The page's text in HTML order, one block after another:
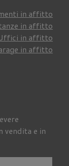
in affitto
in affitto
in affitto
in affitto
vendita e in